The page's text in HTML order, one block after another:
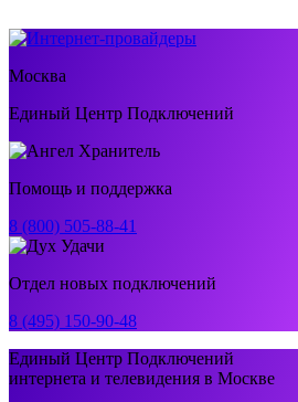
Москва
Единый Центр Подключений
Помощь и поддержка
8 (800) 505-88-41
Отдел новых подключений
8 (495) 150-90-48
Единый Центр Подключений
интернета и телевидения в Москве